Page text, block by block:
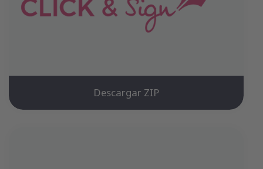
Descargar ZIP